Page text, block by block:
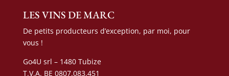
LES VINS DE MARC
De petits producteurs d’exception, par moi, pour
vous !
Go4U srl – 1480 Tubize
T.V.A. BE 0807.083.451